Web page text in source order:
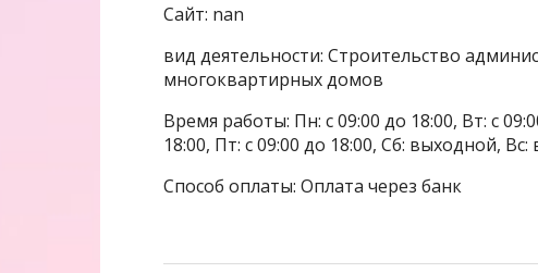
Сайт: nan
вид деятельности: Строительство
многоквартирных домов
Время работы: Пн: с 09:00 до 18:00, Вт: с
18:00, Пт: с 09:00 до 18:00, Сб: выходной,
Способ оплаты: Оплата через банк